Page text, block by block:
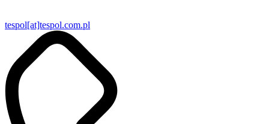
tespol[at]tespol.com.pl